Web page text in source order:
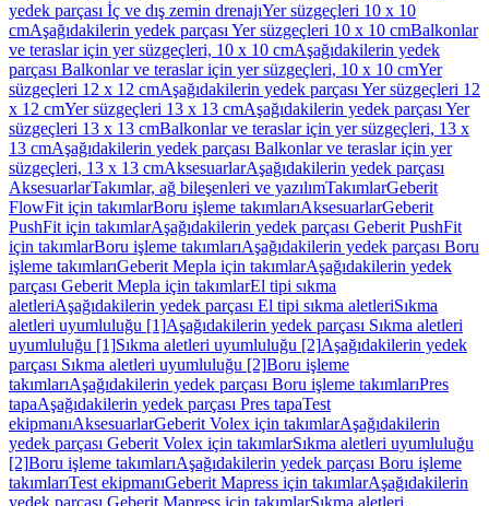
yedek parçası İç ve dış zemin drenajıYer süzgeçleri 10 x 10
cmAşağıdakilerin yedek parçası Yer süzgeçleri 10 x 10 cmBalkonlar
ve teraslar için yer süzgeçleri, 10 x 10 cmAşağıdakilerin yedek
parçası Balkonlar ve teraslar için yer süzgeçleri, 10 x 10 cmYer
süzgeçleri 12 x 12 cmAşağıdakilerin yedek parçası Yer süzgeçleri 12
x 12 cmYer süzgeçleri 13 x 13 cmAşağıdakilerin yedek parçası Yer
süzgeçleri 13 x 13 cmBalkonlar ve teraslar için yer süzgeçleri, 13 x
13 cmAşağıdakilerin yedek parçası Balkonlar ve teraslar için yer
süzgeçleri, 13 x 13 cmAksesuarlarAşağıdakilerin yedek parçası
AksesuarlarTakımlar, ağ bileşenleri ve yazılımTakımlarGeberit
FlowFit için takımlarBoru işleme takımlarıAksesuarlarGeberit
PushFit için takımlarAşağıdakilerin yedek parçası Geberit PushFit
için takımlarBoru işleme takımlarıAşağıdakilerin yedek parçası Boru
işleme takımlarıGeberit Mepla için takımlarAşağıdakilerin yedek
parçası Geberit Mepla için takımlarEl tipi sıkma
aletleriAşağıdakilerin yedek parçası El tipi sıkma aletleriSıkma
aletleri uyumluluğu [1]Aşağıdakilerin yedek parçası Sıkma aletleri
uyumluluğu [1]Sıkma aletleri uyumluluğu [2]Aşağıdakilerin yedek
parçası Sıkma aletleri uyumluluğu [2]Boru işleme
takımlarıAşağıdakilerin yedek parçası Boru işleme takımlarıPres
tapaAşağıdakilerin yedek parçası Pres tapaTest
ekipmanıAksesuarlarGeberit Volex için takımlarAşağıdakilerin
yedek parçası Geberit Volex için takımlarSıkma aletleri uyumluluğu
[2]Boru işleme takımlarıAşağıdakilerin yedek parçası Boru işleme
takımlarıTest ekipmanıGeberit Mapress için takımlarAşağıdakilerin
yedek parçası Geberit Mapress için takımlarSıkma aletleri